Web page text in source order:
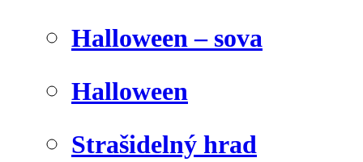
Halloween – sova
Halloween
Strašidelný hrad